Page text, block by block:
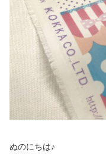
ぬのにちは♪